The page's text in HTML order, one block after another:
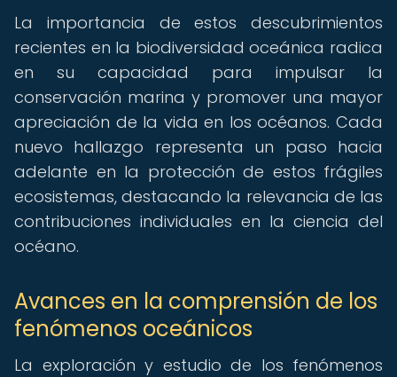
La importancia de estos descubrimientos
recientes en la biodiversidad oceánica radica
en su capacidad para impulsar la
conservación marina y promover una mayor
apreciación de la vida en los océanos. Cada
nuevo hallazgo representa un paso hacia
adelante en la protección de estos frágiles
ecosistemas, destacando la relevancia de las
contribuciones individuales en la ciencia del
océano.
Avances en la comprensión de los
fenómenos oceánicos
La exploración y estudio de los fenómenos